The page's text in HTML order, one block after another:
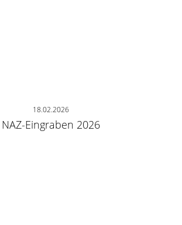
18.02.2026
NAZ-Eingraben 2026